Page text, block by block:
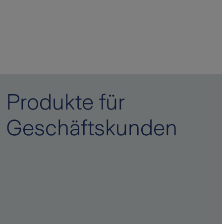
Produkte für
Geschäftskunden